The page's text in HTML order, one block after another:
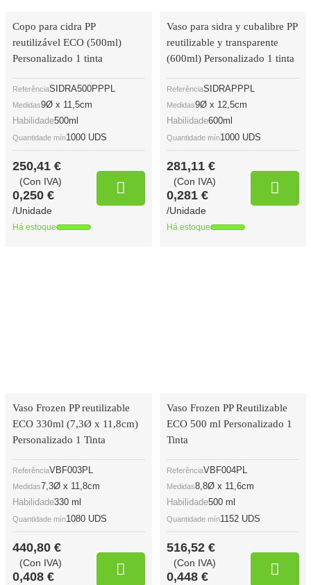
Copo para cidra PP
reutilizável ECO (500ml)
Personalizado 1 tinta
ReferênciaSIDRA500PPPL
Medidas9Ø x 11,5cm
Habilidade500ml
Quantidade mín1000 UDS
250,41 €
(Con IVA)
0,250 €
/Unidade
Há estoque
Vaso para sidra y cubalibre PP
reutilizable y transparente
(600ml) Personalizado 1 tinta
ReferênciaSIDRAPPPL
Medidas9Ø x 12,5cm
Habilidade600ml
Quantidade mín1000 UDS
281,11 €
(Con IVA)
0,281 €
/Unidade
Há estoque
Vaso Frozen PP reutilizable
ECO 330ml (7,3Ø x 11,8cm)
Personalizado 1 Tinta
ReferênciaVBF003PL
Medidas7,3Ø x 11,8cm
Habilidade330 ml
Quantidade mín1080 UDS
440,80 €
(Con IVA)
0,408 €
Vaso Frozen PP Reutilizable
ECO 500 ml Personalizado 1
Tinta
ReferênciaVBF004PL
Medidas8,8Ø x 11,6cm
Habilidade500 ml
Quantidade mín1152 UDS
516,52 €
(Con IVA)
0,448 €